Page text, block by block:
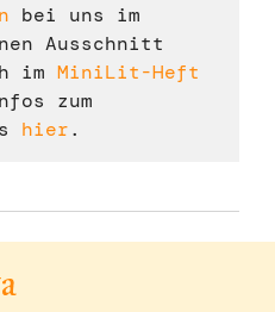
bei uns im
Ausschnitt
im MiniLit-Heft
zum
hier.